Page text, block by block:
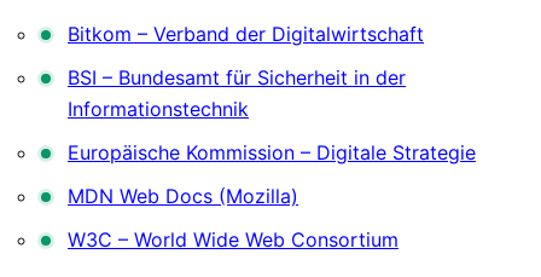
Bitkom – Verband der Digitalwirtschaft
BSI – Bundesamt für Sicherheit in der
Informationstechnik
Europäische Kommission – Digitale Strategie
MDN Web Docs (Mozilla)
W3C – World Wide Web Consortium